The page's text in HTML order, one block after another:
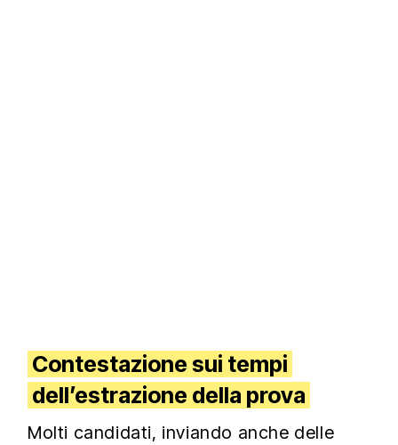
Contestazione sui tempi
dell’estrazione della prova
Molti candidati, inviando anche delle